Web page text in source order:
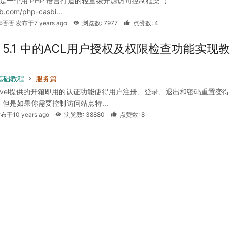
php-casbi...
否否 发布于7 years ago 浏览数: 7977 点赞数: 4
中的ACL用户授权及权限检查功能实现教
础教程
服务篇
提供的开箱即用的认证功能使得用户注册、登录、退出和密码重置变得
但是如果你需要控制访问站点特...
布于10 years ago 浏览数: 38880 点赞数: 8